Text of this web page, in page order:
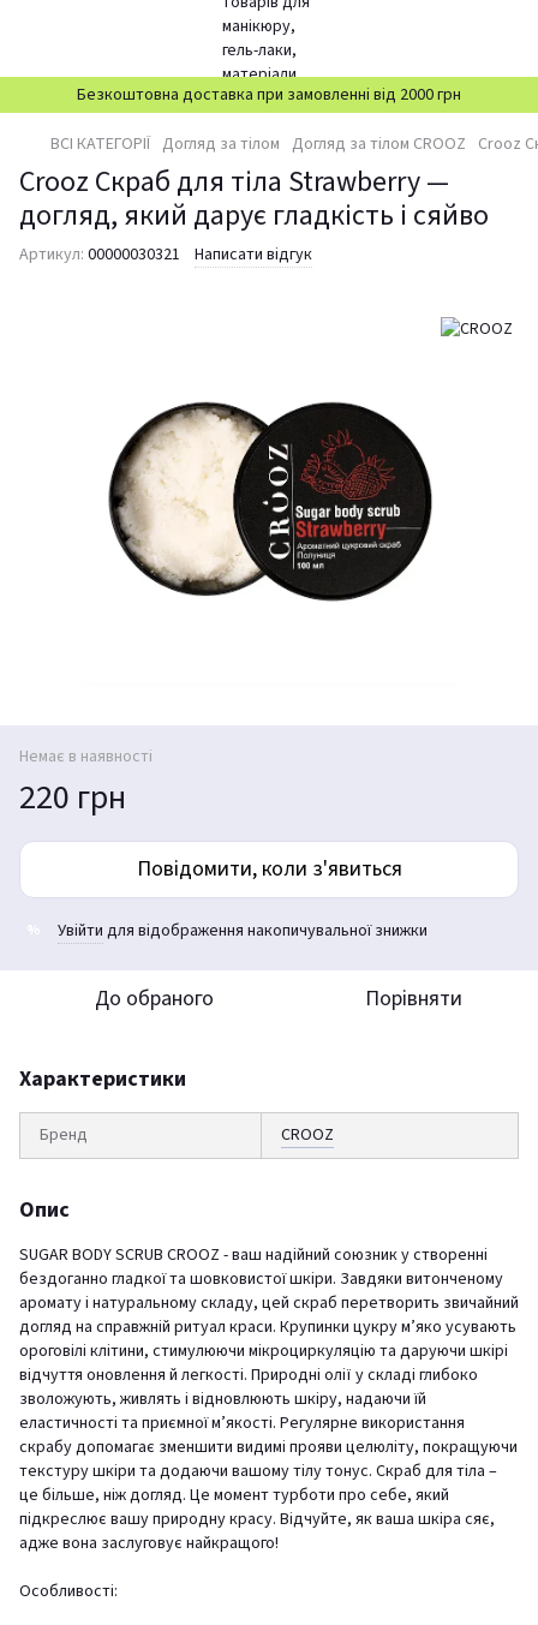
Безкоштовна доставка при замовленні від 2000 грн
ВСІ КАТЕГОРІЇ Догляд за тілом Догляд за тілом CROOZ Crooz
Crooz Скраб для тіла Strawberry —
догляд, який дарує гладкість і сяйво
Артикул: 00000030321 Написати відгук
Немає в наявності
220 грн
Повідомити, коли з'явиться
Увійти для відображення накопичувальної знижки
До обраного Порівняти
Характеристики
Бренд CROOZ
Опис
SUGAR BODY SCRUB CROOZ - ваш надійний союзник у створенні
бездоганно гладкої та шовковистої шкіри. Завдяки витонченому
аромату і натуральному складу, цей скраб перетворить звичайний
догляд на справжній ритуал краси. Крупинки цукру м’яко усувають
ороговілі клітини, стимулюючи мікроциркуляцію та даруючи шкірі
відчуття оновлення й легкості. Природні олії у складі глибоко
зволожують, живлять і відновлюють шкіру, надаючи їй
еластичності та приємної м’якості. Регулярне використання
скрабу допомагає зменшити видимі прояви целюліту, покращуючи
текстуру шкіри та додаючи вашому тілу тонус. Скраб для тіла –
це більше, ніж догляд. Це момент турботи про себе, який
підкреслює вашу природну красу. Відчуйте, як ваша шкіра сяє,
адже вона заслуговує найкращого!
Особливості: